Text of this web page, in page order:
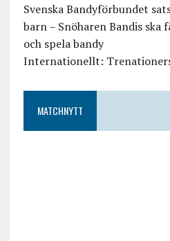
Svenska Bandyförbundet
barn – Snöharen Bandis ska
och spela bandy
Internationellt:
MATCHNYTT